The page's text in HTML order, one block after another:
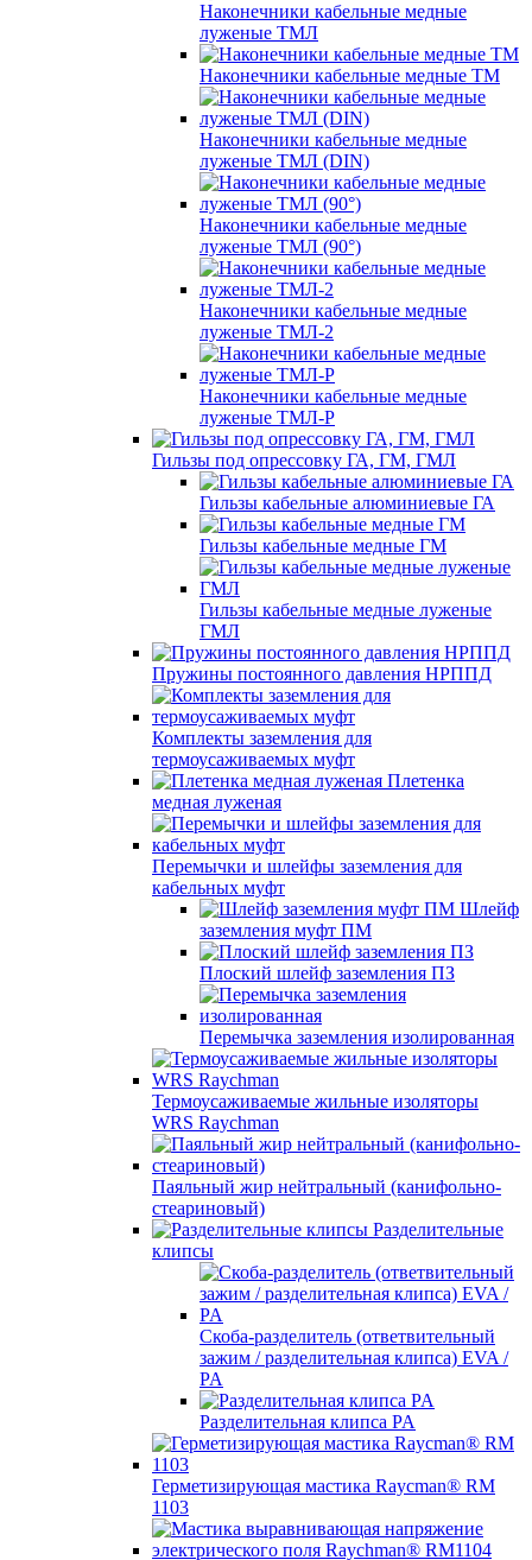
Наконечники кабельные медные
луженые ТМЛ
Наконечники кабельные медные ТМ
Наконечники кабельные медные
луженые ТМЛ (DIN)
Наконечники кабельные медные
луженые ТМЛ (90°)
Наконечники кабельные медные
луженые ТМЛ-2
Наконечники кабельные медные
луженые ТМЛ-Р
Гильзы под опрессовку ГА, ГМ, ГМЛ
Гильзы кабельные алюминиевые ГА
Гильзы кабельные медные ГМ
Гильзы кабельные медные луженые
ГМЛ
Пружины постоянного давления НРППД
Комплекты заземления для
термоусаживаемых муфт
Плетенка
медная луженая
Перемычки и шлейфы заземления для
кабельных муфт
Шлейф
заземления муфт ПМ
Плоский шлейф заземления ПЗ
Перемычка заземления изолированная
Термоусаживаемые жильные изоляторы
WRS Raychman
Паяльный жир нейтральный (канифольно-
стеариновый)
Разделительные
клипсы
Скоба-разделитель (ответвительный
зажим / разделительная клипса) EVA /
PA
Разделительная клипса PA
Герметизирующая мастика Raycman® RM
1103